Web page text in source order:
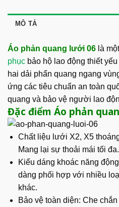
MÔ TẢ
Áo phản quang lưới 06 là
phục bảo hộ lao động thiết
hai dải phẩn quang ngang
ứng các tiêu chuẩn an toàn
quang và bảo vệ người lao
Đặc điểm Áo phản
Chất liệu lưới X2, X5
Mang lại sự thoải mái tối
Kiểu dáng khoác năng
dàng phối hợp với nhiều
khác.
Bảo vệ toàn diện: Che